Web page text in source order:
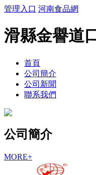
管理入口 河南食品網
滑縣金譽道
首頁
公司簡介
公司新聞
聯系我們
公司簡介
MORE+